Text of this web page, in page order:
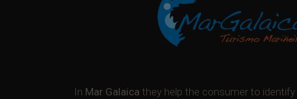
In Mar Galaica they help the consumer to